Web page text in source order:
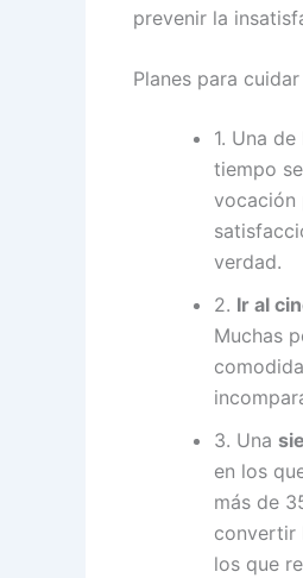
prevenir la
Planes para
1. Una
tiempo
vocación
verdad.
2. Ir al
Muchas
3. Una
en los
más de
convertir
los que